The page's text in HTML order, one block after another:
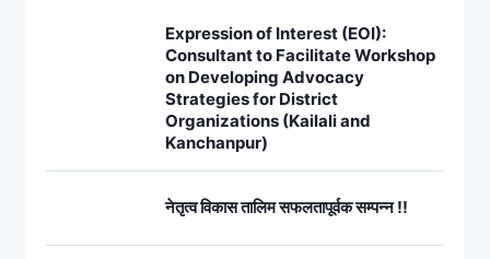
Expression of Interest (EOI):
Consultant to Facilitate Workshop
on Developing Advocacy
Strategies for District
Organizations (Kailali and
Kanchanpur)
नेतृत्व विकास तालिम सफलतापूर्वक सम्पन्न !!